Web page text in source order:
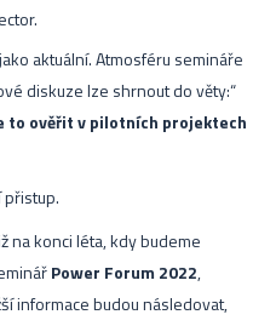
aktuální. Atmosféru semináře
diskuze lze shrnout do věty:“
to ověřit v pilotních projektech
přistup.
na konci léta, kdy budeme
Power Forum 2022,
informace budou následovat,